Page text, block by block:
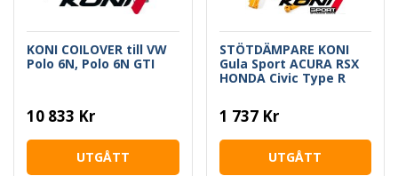
KONI COILOVER till VW
Polo 6N, Polo 6N GTI
10 833 Kr
UTGÅTT
STÖTDÄMPARE KONI
Gula Sport ACURA RSX
HONDA Civic Type R
1 737 Kr
UTGÅTT